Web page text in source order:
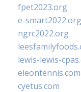
fpet2023.org
e-smart2022.org
ngrc2022.org
lewis-lewis-
eleontennis.com
cyetus.com